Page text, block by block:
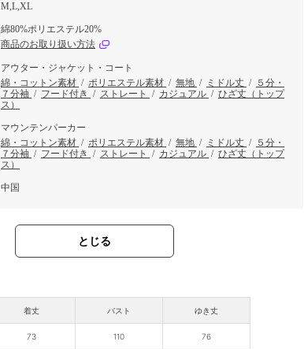
M,L,XL
綿80%ポリエステル20%
商品のお取り扱い方法
アウター・ジャケット・コート
綿・コットン素材 / ポリエステル素材 / 無地 / ミドル丈 / ５分・
７分袖 / フード付き / ストレート / カジュアル / ひざ丈（トップ
ス）
マウンテンパーカー
綿・コットン素材 / ポリエステル素材 / 無地 / ミドル丈 / ５分・
７分袖 / フード付き / ストレート / カジュアル / ひざ丈（トップ
ス）
中国
とじる
着丈 バスト ゆき丈
73 110 76